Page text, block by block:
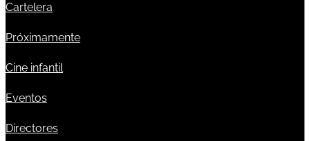
Cartelera
Próximamente
Cine infantil
Eventos
Directores